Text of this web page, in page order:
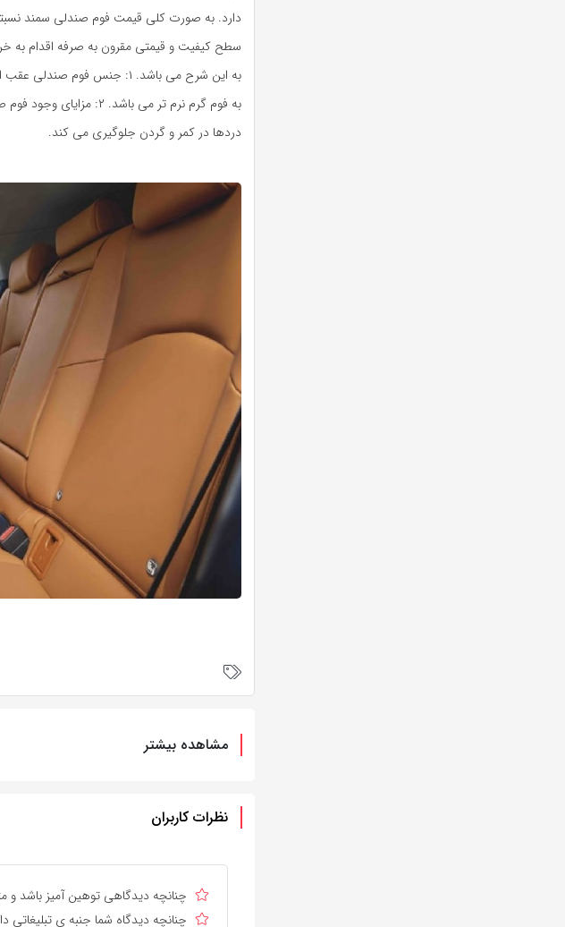
دارد. به صورت کلی قیمت فوم صندلی سمند نسبتا
به این شرح می باشد. ۱: جنس
به فوم گرم نرم تر می
دردها در کمر و گردن جلوگیری می کند.
مشاهده بیشتر
نظرات کاربران
چنانچه دیدگاهی توهین آمیز باشد و
چنانچه دیدگاه شما جنبه ی تبلیغاتی